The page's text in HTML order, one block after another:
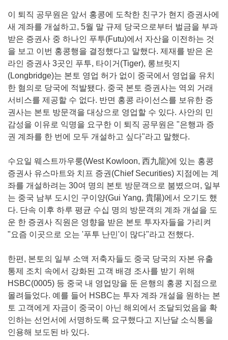
이 퇴직 공무원은 앞서 홍콩에 도착한 친구가 현지 증권사에
새 계좌를 개설하고, 5월 말 규제 당국으로부터 벌금을 부과
받은 증권사 중 하나인 푸투(Futu)에서 자산을 이전하는 것
을 보고 이번 홍콩행을 결정했다고 말했다. 제재를 받은 온
라인 증권사 3곳인 푸투, 타이거(Tiger), 롱브릿지
(Longbridge)는 본토 영업 허가 없이 중국에서 영업을 유치
한 혐의로 당국에 적발됐다. 중국 본토 증권사는 역외 거래
서비스를 제공할 수 없다. 반면 홍콩 라이선스를 보유한 증
권사는 본토 방문객을 대상으로 영업할 수 있다. 사안의 민
감성을 이유로 익명을 요구한 이 퇴직 공무원은 "은행과 증
권 계좌를 한 번에 모두 개설하고 싶다"라고 말했다.
수요일 웨스트까우룽(West Kowloon, 西九龍)에 있는 홍콩
증권사 유스마트와 치프 증권(Chief Securities) 지점에는 계
좌를 개설하려는 30여 명의 본토 방문객으로 붐볐으며, 일부
는 중국 남부 도시인 구이양(Gui Yang, 貴陽)에서 오기도 했
다. 단속 이후 하루 평균 수십 명의 방문객의 계좌 개설을 도
운 한 증권사 직원은 영향을 받은 본토 투자자들을 가리켜
"요즘 이곳으로 오는 '푸투 난민'이 많다"라고 전했다.
한편, 본토의 일부 소액 저축자들도 중국 당국의 자본 유출
통제 조치 속에서 강화된 고객 배경 조사를 받기 위해
HSBC(0005) 등 중국 내 영업망을 둔 은행의 홍콩 지점으로
몰려들었다. 예를 들어 HSBC는 투자 계좌 개설을 원하는 본
토 고객에게 자금이 중국이 아닌 해외에서 조달되었음을 확
인하는 선언서에 서명하도록 요구했다고 지난달 소식통을
인용해 보도된 바 있다.